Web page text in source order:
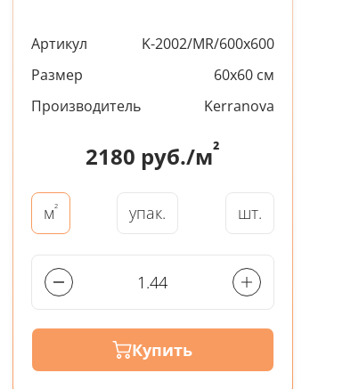
Артикул
K-2002/MR/600x600
Размер
60x60 см
Производитель
Kerranova
2180 руб./м²
м² упак. шт.
Купить